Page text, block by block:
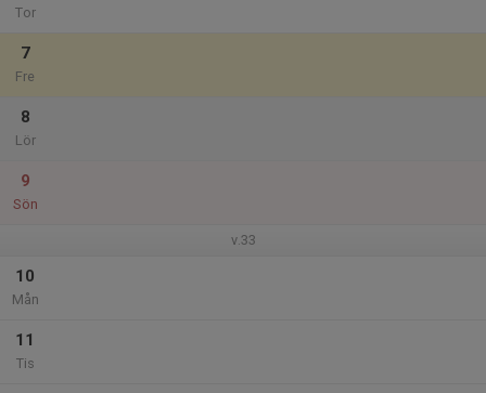
Tor
7
Fre
8
Lör
9
Sön
v.33
10
Mån
11
Tis